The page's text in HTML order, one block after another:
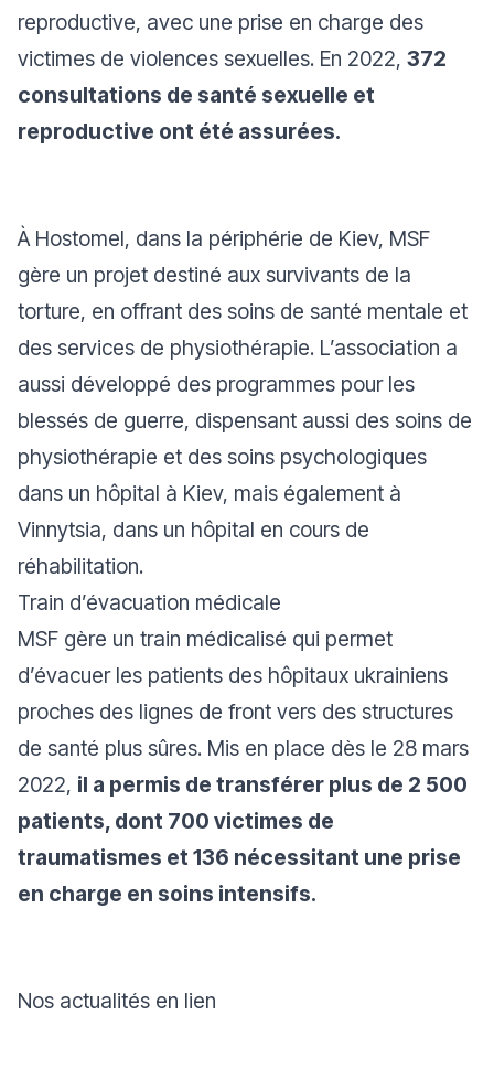
reproductive, avec une prise en charge des
victimes de violences sexuelles. En 2022, 372
consultations de santé sexuelle et
reproductive ont été assurées.
À Hostomel, dans la périphérie de Kiev, MSF
gère un projet destiné aux survivants de la
torture, en offrant des soins de santé mentale et
des services de physiothérapie. L’association a
aussi développé des programmes pour les
blessés de guerre, dispensant aussi des soins de
physiothérapie et des soins psychologiques
dans un hôpital à Kiev, mais également à
Vinnytsia, dans un hôpital en cours de
réhabilitation.
Train d’évacuation médicale
MSF gère un train médicalisé qui permet
d’évacuer les patients des hôpitaux ukrainiens
proches des lignes de front vers des structures
de santé plus sûres. Mis en place dès le 28 mars
2022, il a permis de transférer plus de 2 500
patients, dont 700 victimes de
traumatismes et 136 nécessitant une prise
en charge en soins intensifs.
Nos actualités en lien